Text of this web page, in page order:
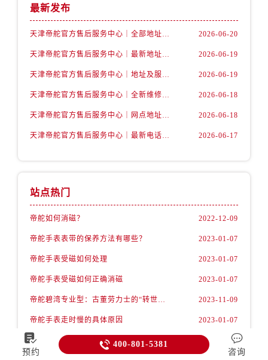
最新发布
天津帝舵官方售后服务中心｜全部地址与售后热线权威信息公示（2026年6月最新） 2026-06-20
天津帝舵官方售后服务中心｜最新地址与客服热线权威信息公示（2026年6月最新） 2026-06-19
天津帝舵官方售后服务中心｜地址及服务热线权威信息公示（2026年6月最新） 2026-06-19
天津帝舵官方售后服务中心｜全新维修门店地址及电话权威信息公示（2026年6月最新） 2026-06-18
天津帝舵官方售后服务中心｜网点地址与服务热线权威信息公示（2026年6月最新） 2026-06-18
天津帝舵官方售后服务中心｜最新电话及地址权威信息公示（2026年6月最新） 2026-06-17
站点热门
帝舵如何消磁？ 2022-12-09
帝舵手表表带的保养方法有哪些？ 2023-01-07
帝舵手表受磁如何处理 2023-01-07
帝舵手表受磁如何正确消磁 2023-01-07
帝舵碧湾专业型：古董劳力士的“转世重生” 2023-11-09
帝舵手表走时慢的具体原因 2023-01-07

预约
 400-801-5381 
咨询